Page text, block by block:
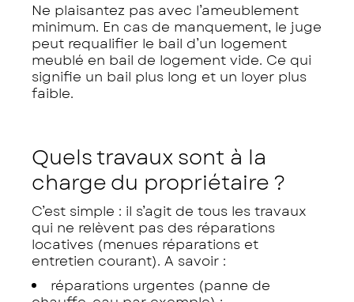
Ne plaisantez pas avec l’ameublement
minimum. En cas de manquement, le juge
peut requalifier le bail d’un logement
meublé en bail de logement vide. Ce qui
signifie un bail plus long et un loyer plus
faible.
Quels travaux sont à la
charge du propriétaire ?
C’est simple : il s’agit de tous les travaux
qui ne relèvent pas des réparations
locatives (menues réparations et
entretien courant). A savoir :
réparations urgentes (panne de